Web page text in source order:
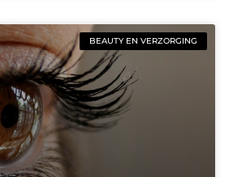
BEAUTY EN VERZORGING